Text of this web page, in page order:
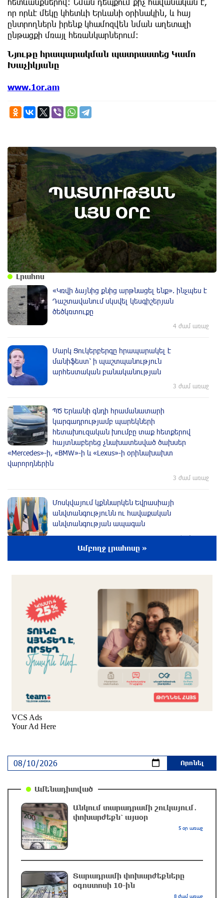
հետևանքներով։ Նման դեպքում քիչ հավանական է,
որ որևէ մեկը կհետևի Երևանի օրինակին, և հայ
ընտրողներն իրենք կհամոզվեն նման աղետալի
ընթացքի մռայլ հեռանկարներում։
Նյութը հրապարակման պատրաստեց Կամո
Խաչիկյանը
www.1or.am
ՊԱՏՄՈՒԹՅԱՆ
ԱՅՍ ՕՐԸ
10th of August
Դադարել է գործել Կիրանց գյուղով անցնող
միջպետական ճանապարհը կամուրջը
Ադրբեջանին հանձնելու պատճառով.
պատմության այս օրը (10 օգոստոս)
Լրահոս
«Կռվի ձայնից քնից արթնացել ենք». ինչպես է
Դաշտավանում սկսվել կեսգիշերյան
ծեծկռտուքը
4 ժամ առաջ
Մարկ Ցուկերբերգը հրապարակել է
մանիֆեստ՝ ի պաշտպանություն
արհեստական բանականության
3 ժամ առաջ
ՊԾ Երևանի գնդի հրամանատարի
կարգադրությամբ պարեկների
հետախուզական խումբը տաք հետքերով
հայտնաբերեց չնախատեսված ծախսեր
«Mercedes»-ի, «BMW»-ի և «Lexus»-ի օրինախախտ
վարորդներին
3 ժամ առաջ
Մոսկվայում կքննարկեն Եվրասիայի
անվտանգությունն ու հավաքական
անվտանգության ապագան
3 ժամ առաջ
Կոնգոյում էբոլայի հաստատված դեպքերի
2 ժամ առաջ
Արթուր Ղարիբյանը 2 գնդակ է ուղարկել
«Զենիթի» դարպասը և ճանաչվել հանդիպման
լավագույն ֆուտբոլիստը
2 ժամ առաջ
Նավթի գները աճել են
2 ժամ առաջ
Անձրև, ամպրոպ, քամու ուժգնացում. ինչ
Քիշնևը և Կիևն աննախադեպ առաջընթաց են
մեկ ժամ առաջ
Ամբողջ լրահոսը »
Ամենադիտված
Անկում տարադրամի շուկայում․
փոխարժեքն՝ այսօր
5 օր առաջ
Տարադրամի փոխարժեքները
օգոստոսի 10-ին
8 ժամ առաջ